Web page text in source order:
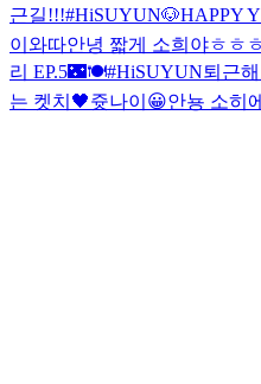
근길!!!#HiSUYUN🐶HAPPY
이와따안녕 짧게 소희야ㅎㅎ
리 EP.5🌃🍽#HiSUYUN퇴근
는 켓치🖤쥿나이😀안뇽 소히